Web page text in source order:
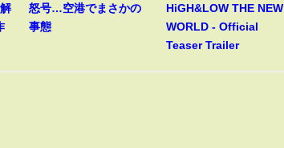
怒号…空港でまさかの
事態
HiGH&LOW THE NEW
WORLD - Official
Teaser Trailer